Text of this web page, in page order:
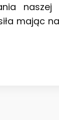
naszej
mając